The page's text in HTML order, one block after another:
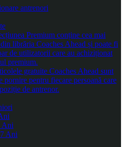
antrenori
Premium conține cea mai
librăria Coaches Ahead și poate fi
de utilizatorii care au achiziționat
premium.
gratuite Coaches Ahead sunt
pornire pentru fiecare persoană care
de antrenor.
Ani
Ani